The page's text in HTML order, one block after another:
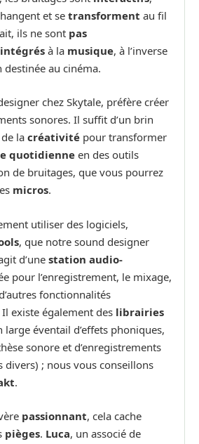
et se transforment au fil
ils ne sont pas
à la musique, à l’inverse
destinée au cinéma.
chez Skytale, préfère créer
sonores. Il suffit d’un brin
la créativité pour transformer
quotidienne en des outils
de bruitages, que vous pourrez
micros.
utiliser des logiciels,
, que notre sound designer
d’une station audio-
pour l’enregistrement, le mixage,
fonctionnalités
existe également des librairies
large éventail d’effets phoniques,
sonore et d’enregistrements
divers) ; nous vous conseillons
.
passionnant, cela cache
pièges. Luca, un associé de